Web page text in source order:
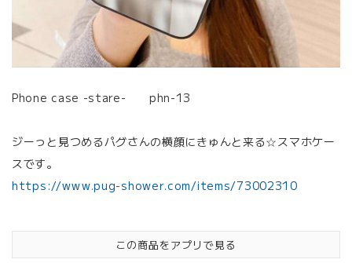
Phone case -stare- phn-13
ジーっと見つめるパグさんの横顔にきゅんと来る☆スマホケー
スです。
https://www.pug-shower.com/items/73002310
この商品をアプリで見る